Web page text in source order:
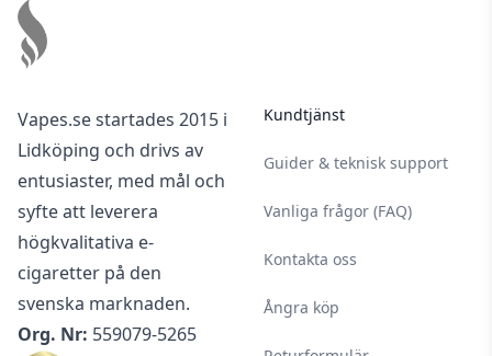
Vapes.se startades 2015 i
Lidköping och drivs av
entusiaster, med mål och
syfte att leverera
högkvalitativa e-
cigaretter på den
svenska marknaden.
Org. Nr: 559079-5265
Kundtjänst
Guider & teknisk support
Vanliga frågor (FAQ)
Kontakta oss
Ångra köp